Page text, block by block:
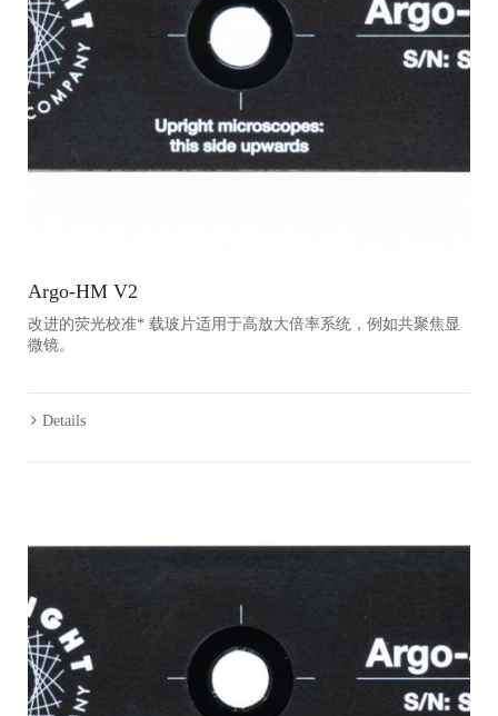
Argo-HM V2
改进的荧光校准* 载玻片适用于高放大倍率系统，例如共聚焦显
微镜。
Details